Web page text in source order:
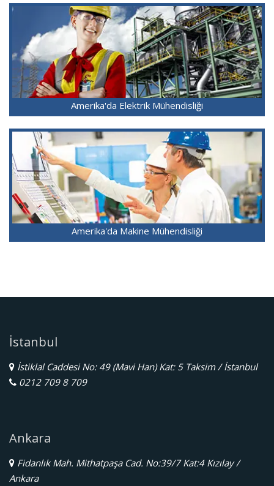
Amerika'da Elektrik Mühendisliği
Amerika'da Makine Mühendisliği
İstanbul
İstiklal Caddesi No: 49 (Mavi Han) Kat: 5 Taksim / İstanbul
0212 709 8 709
Ankara
Fidanlık Mah. Mithatpaşa Cad. No:39/7 Kat:4 Kızılay /
Ankara